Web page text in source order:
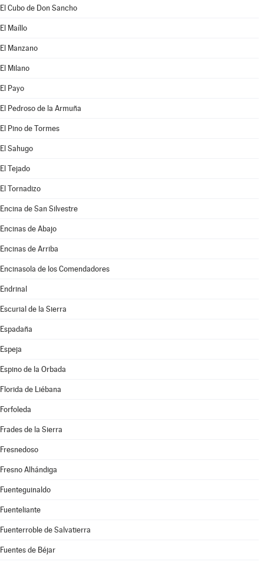
El Cubo de Don Sancho
El Maíllo
El Manzano
El Milano
El Payo
El Pedroso de la Armuña
El Pino de Tormes
El Sahugo
El Tejado
El Tornadizo
Encina de San Silvestre
Encinas de Abajo
Encinas de Arriba
Encinasola de los Comendadores
Endrinal
Escurial de la Sierra
Espadaña
Espeja
Espino de la Orbada
Florida de Liébana
Forfoleda
Frades de la Sierra
Fresnedoso
Fresno Alhándiga
Fuenteguinaldo
Fuenteliante
Fuenterroble de Salvatierra
Fuentes de Béjar